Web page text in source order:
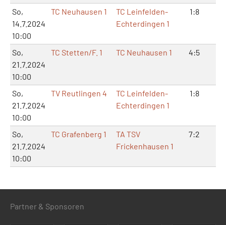
So,
14.7.2024
10:00
TC Neuhausen 1
TC Leinfelden-
Echterdingen 1
1:8
So,
21.7.2024
10:00
TC Stetten/F. 1 TC Neuhausen 1 4:5
So,
21.7.2024
10:00
TV Reutlingen 4
TC Leinfelden-
Echterdingen 1
1:8
So,
21.7.2024
10:00
TC Grafenberg 1
TA TSV
Frickenhausen 1
7:2
Partner & Sponsoren